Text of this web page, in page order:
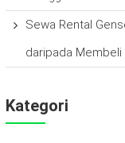
Sewa Rental
daripada Membeli
Kategori